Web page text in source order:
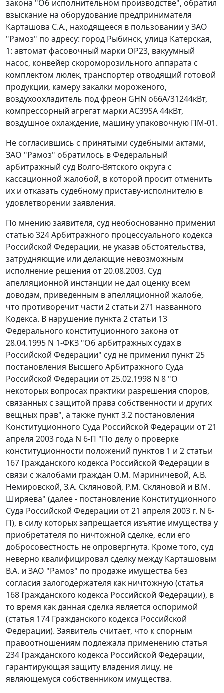
закона "Об исполнительном производстве", обратил
взыскание на оборудование предпринимателя
Карташова С.А., находящееся в пользовании у ЗАО
"Рамоз" по адресу: город Рыбинск, улица Катерская,
1: автомат фасовочный марки ОР23, вакуумный
насос, конвейер скороморозильного аппарата с
комплектом люлек, транспортер отводящий готовой
продукции, камеру закалки мороженого,
воздухоохладитель под фреон GHN о66А/31244кВт,
компрессорный агрегат марки АС39SА 44кВт,
воздушное охлаждение, машину упаковочную ПМ-01.
Не согласившись с принятыми судебными актами,
ЗАО "Рамоз" обратилось в Федеральный
арбитражный суд Волго-Вятского округа с
кассационной жалобой, в которой просит отменить
их и отказать судебному приставу-исполнителю в
удовлетворении заявления.
По мнению заявителя, суд необоснованно применил
статью 324Арбитражного процессуального кодекса
Российской Федерации, не указав обстоятельства,
затрудняющие или делающие невозможным
исполнение решения от 20.08.2003. Суд
апелляционной инстанции не дал оценку всем
доводам, приведенным в апелляционной жалобе,
что противоречит части 2 статьи 271 названного
Кодекса. В нарушение пункта 2 статьи 13
Федерального конституционного закона от
28.04.1995 N 1-ФКЗ "Об арбитражных судах в
Российской Федерации" суд не применил пункт 25
постановления Высшего Арбитражного Суда
Российской Федерации от 25.02.1998 N 8 "О
некоторых вопросах практики разрешения споров,
связанных с защитой права собственности и других
вещных прав", а также пункт 3.2 постановления
Конституционного Суда Российской Федерации от 21
апреля 2003 года N 6-П "По делу о проверке
конституционности положений пунктов 1 и 2 статьи
167 Гражданского кодекса Российской Федерации в
связи с жалобами граждан О.М. Мариничевой, А.В.
Немировской, З.А. Скляновой, Р.М. Скляновой и В.М.
Ширяева" (далее - постановление Конституционного
Суда Российской Федерации от 21 апреля 2003 г. N 6-
П), в силу которых запрещается изъятие имущества у
приобретателя по ничтожной сделке, если его
добросовестность не опровергнута. Кроме того, суд
неверно квалифицировал сделку между Карташовым
В.А. и ЗАО "Рамоз" по продаже имущества без
согласия залогодержателя как ничтожную (статья
168 Гражданского кодекса Российской Федерации), в
то время как данная сделка является оспоримой
(статья 174 Гражданского кодекса Российской
Федерации). Заявитель считает, что к спорным
правоотношениям подлежала применению статья
234 Гражданского кодекса Российской Федерации,
гарантирующая защиту владения лицу, не
являющемуся собственником имущества.